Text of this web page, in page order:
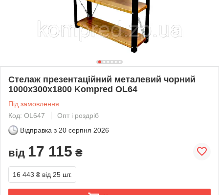
Стелаж презентаційний металевий чорний
1000х300х1800 Kompred OL64
Під замовлення
Код: OL647
Опт і роздріб
Відправка з 20 серпня 2026
від 17 115 ₴
16 443 ₴ від 25 шт.